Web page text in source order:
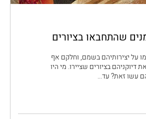
שהתחבאו בציורים
על יצירותיהם בשמם, וחלקם אף
דיוקניהם בציורים שציירו. מי היו
עשו זאת? עד...